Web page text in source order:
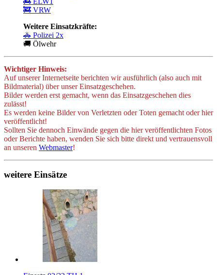
🚒 VRW
Weitere Einsatzkräfte:
🚓 Polizei 2x
🚚 Ölwehr
Wichtiger Hinweis:
Auf unserer Internetseite berichten wir ausführlich (also auch mit
Bildmaterial) über unser Einsatzgeschehen.
Bilder werden erst gemacht, wenn das Einsatzgeschehen dies
zulässt!
Es werden keine Bilder von Verletzten oder Toten gemacht oder hier
veröffentlicht!
Sollten Sie dennoch Einwände gegen die hier veröffentlichten Fotos
oder Berichte haben, wenden Sie sich bitte direkt und vertrauensvoll
an unseren Webmaster!
weitere Einsätze